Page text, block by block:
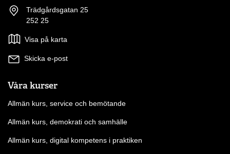
Trädgårdsgatan 25
252 25
Visa på karta
Skicka e-post
Våra kurser
Allmän kurs, service och bemötande
Allmän kurs, demokrati och samhälle
Allmän kurs, digital kompetens i praktiken